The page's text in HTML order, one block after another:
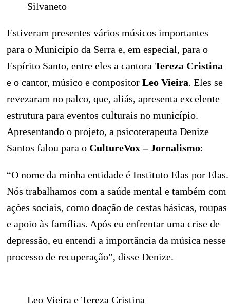
Silvaneto
Estiveram presentes vários músicos importantes
para o Município da Serra e, em especial, para o
Espírito Santo, entre eles a cantora Tereza Cristina
e o cantor, músico e compositor Leo Vieira. Eles se
revezaram no palco, que, aliás, apresenta excelente
estrutura para eventos culturais no município.
Apresentando o projeto, a psicoterapeuta Denize
Santos falou para o CultureVox – Jornalismo:
“O nome da minha entidade é Instituto Elas por Elas.
Nós trabalhamos com a saúde mental e também com
ações sociais, como doação de cestas básicas, roupas
e apoio às famílias. Após eu enfrentar uma crise de
depressão, eu entendi a importância da música nesse
processo de recuperação”, disse Denize.
Leo Vieira e Tereza Cristina